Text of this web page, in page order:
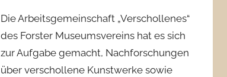
Die Arbeitsgemeinschaft „Verschollenes“
des Forster Museumsvereins hat es sich
zur Aufgabe gemacht, Nachforschungen
über verschollene Kunstwerke sowie